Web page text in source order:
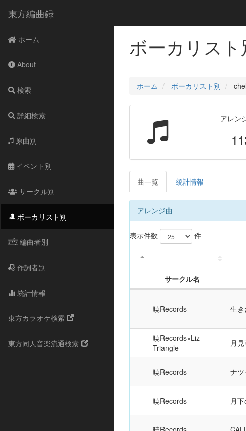
東方編曲録
ホーム
About
検索
詳細検索
原曲別
イベント別
サークル別
ボーカリスト別
編曲者別
作詞者別
統計情報
東方カラオケ検索
東方同人音楽流通検索
ボーカリス
ホーム ボーカリスト別
アレン
曲一覧 統計情報
アレンジ曲
表示件数 件
サークル名
暁Records 生
暁Records×Liz
Triangle
月
暁Records ナ
暁Records 月